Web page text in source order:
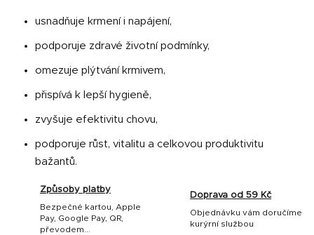
usnadňuje krmení i napájení,
podporuje zdravé životní podmínky,
omezuje plýtvání krmivem,
přispívá k lepší hygieně,
zvyšuje efektivitu chovu,
podporuje růst, vitalitu a celkovou produktivitu
bažantů.
Způsoby platby
Bezpečné kartou, Apple
Pay, Google Pay, QR,
převodem...
Doprava od 59 Kč
Objednávku vám doručíme
kurýrní službou